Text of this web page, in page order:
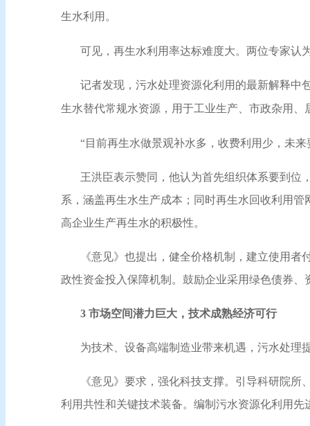
生水利用。
可见，再生水利用率达标难度大。两位专家认
记者发现，污水处理资源化利用的最新解释中
生水替代常规水资源，用于工业生产、市政杂用
“目前再生水做景观补水多，收费利用少，未
王洪臣表示赞同，他认为首先组织体系要到位
系，涵盖再生水生产成本；同时再生水回收利用
高企业生产再生水的积极性。
《意见》也提出，健全价格机制，建立使用
政性资金投入保障机制。鼓励企业采用绿色债券
3 市场空间潜力巨大，技术成熟经济可行
为技术、设备高端制造业带来机遇，污水处理
《意见》要求，强化科技支撑。引导科研院
利用共性和关键技术装备。编制污水资源化利用